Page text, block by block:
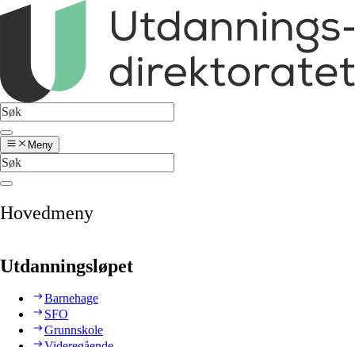
Meny
Hovedmeny
Utdanningsløpet
Barnehage
SFO
Grunnskole